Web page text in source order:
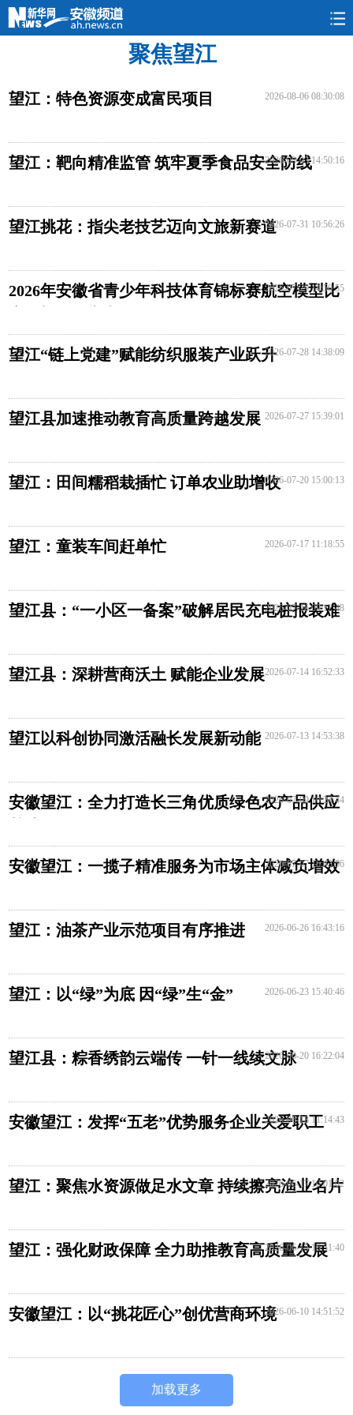
政情 本网
聚焦望江
望江：特色资源变成富民项目 2026-08-06 08:30:08
望江：靶向精准监管 筑牢夏季食品安全防线
2026-08-03 14:50:16
望江挑花：指尖老技艺迈向文旅新赛道2026-07-31 10:56:26
2026年安徽省青少年科技体育锦标赛航空模型比
2026-07-29 14:50:55
望江“链上党建”赋能纺织服装产业跃升2026-07-28 14:38:09
望江县加速推动教育高质量跨越发展 2026-07-27 15:39:01
望江：田间糯稻栽插忙 订单农业助增收2026-07-20 15:00:13
望江：童装车间赶单忙 2026-07-17 11:18:55
望江县：“一小区一备案”破解居民充电桩报装难
2026-07-16 09:12:48
望江县：深耕营商沃土 赋能企业发展2026-07-14 16:52:33
望江以科创协同激活融长发展新动能 2026-07-13 14:53:38
安徽望江：全力打造长三角优质绿色农产品供应
2026-07-09 10:24:44
安徽望江：一揽子精准服务为市场主体减负增效
2026-07-07 16:43:56
望江：油茶产业示范项目有序推进 2026-06-26 16:43:16
望江：以“绿”为底 因“绿”生“金” 2026-06-23 15:40:46
望江县：粽香绣韵云端传 一针一线续文脉2026-06-20 16:22:04
安徽望江：发挥“五老”优势服务企业关爱职工
2026-06-18 11:14:43
望江：聚焦水资源做足水文章 持续擦亮渔业名片
2026-06-17 10:01:02
望江：强化财政保障 全力助推教育高质量发展
2026-06-15 16:51:40
安徽望江：以“挑花匠心”创优营商环境2026-06-10 14:51:52
加载更多